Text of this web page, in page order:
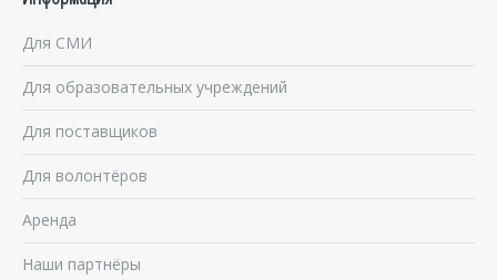
Для СМИ
Для образовательных учреждений
Для поставщиков
Для волонтёров
Аренда
Наши партнёры